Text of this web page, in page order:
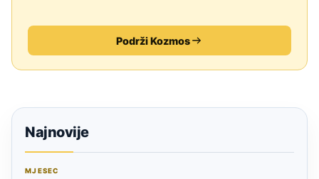
Podrži Kozmos
Najnovije
MJESEC